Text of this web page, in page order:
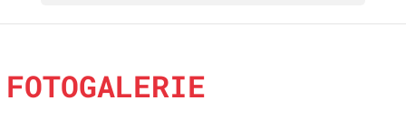
FOTOGALERIE